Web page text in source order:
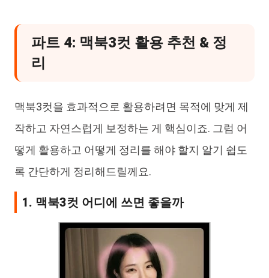
파트 4: 맥북3컷 활용 추천 & 정
리
맥북3컷을 효과적으로 활용하려면 목적에 맞게 제
작하고 자연스럽게 보정하는 게 핵심이죠. 그럼 어
떻게 활용하고 어떻게 정리를 해야 할지 알기 쉽도
록 간단하게 정리해드릴께요.
1. 맥북3컷 어디에 쓰면 좋을까